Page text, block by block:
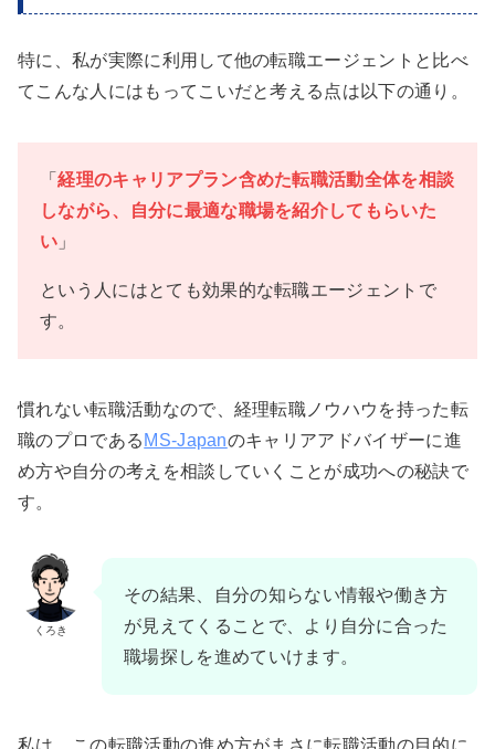
特に、私が実際に利用して他の転職エージェントと比べ
てこんな人にはもってこいだと考える点は以下の通り。
「経理のキャリアプラン含めた転職活動全体を相談
しながら、自分に最適な職場を紹介してもらいた
い 」
という人にはとても効果的な転職エージェントで
す。
慣れない転職活動なので、経理転職ノウハウを持った転
職のプロである MS-Japanのキャリアアドバイザーに進
め方や自分の考えを相談していくことが成功への秘訣で
す。
くろき
その結果、自分の知らない情報や働き方
が見えてくることで、より自分に合った
職場探しを進めていけます。